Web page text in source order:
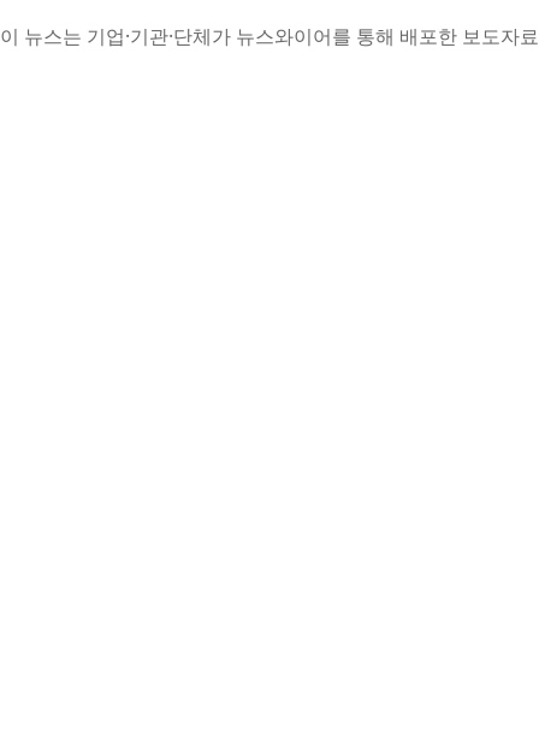
이 뉴스는 기업·기관·단체가 뉴스와이어를 통해 배포한 보도자